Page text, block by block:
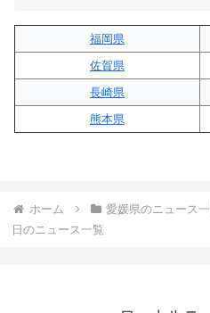
福岡県
佐賀県
長崎県
熊本県
ホーム 愛媛県のニュース
日のニュース一覧